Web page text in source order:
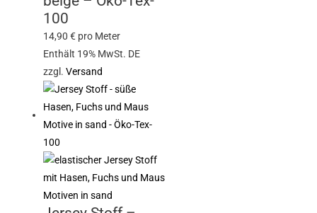
100
14,90€ pro Meter
Enthält 19% MwSt. DE
zzgl.Versand